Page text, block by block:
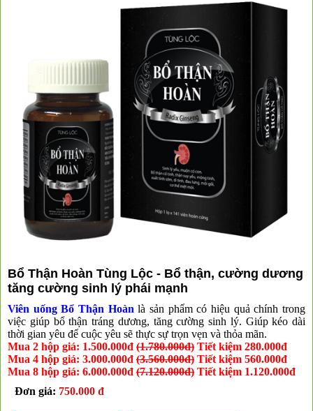
Bổ Thận Hoàn Tùng Lộc - Bổ thận, cường dương
tăng cường sinh lý phái mạnh
Viên uống Bổ Thận Hoàn là sản phẩm có hiệu quả chính trong
việc giúp bổ thận tráng dương, tăng cường sinh lý. Giúp kéo dài
thời gian yêu để cuộc yêu sẽ thực sự trọn vẹn và thỏa mãn.
Mua 2 hộp giá: 1.500.000đ (1.780.000đ) Tiết kiệm 280.000đ
Mua 4 hộp giá: 3.000.000đ (3.560.000đ) Tiết kiệm 560.000đ
Mua 8 hộp giá: 6.000.000đ (7.120.000đ) Tiết kiệm 1.120.000đ
Đơn giá: 750.000 đ